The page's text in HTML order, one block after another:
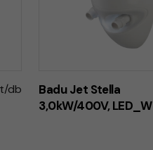
db
Badu Jet Stella
3,0kW/400V, LED_W